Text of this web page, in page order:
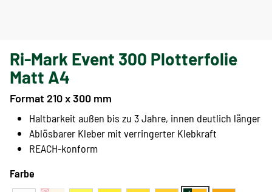
Ri-Mark Event 300 Plotterfolie
Matt A4
Format 210 x 300 mm
Haltbarkeit außen bis zu 3 Jahre, innen deutlich länger
Ablösbarer Kleber mit verringerter Klebkraft
REACH-konform
Farbe